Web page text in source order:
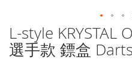
L-style KRYSTAL
選手款 鏢盒
Skip
to
the